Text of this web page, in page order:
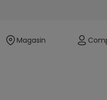
Magasin